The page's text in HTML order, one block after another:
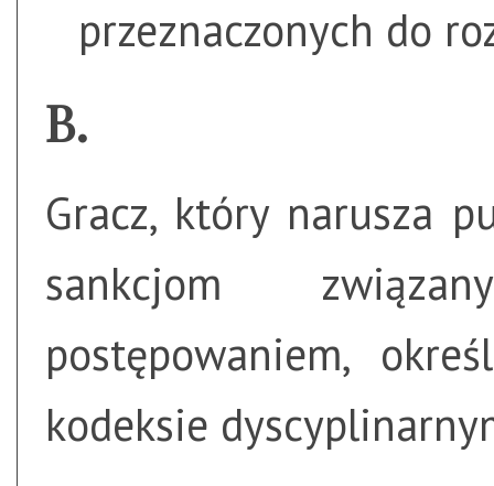
przeznaczonych do
Gracz, który narusza
sankcjom
postępowaniem,
kodeksie